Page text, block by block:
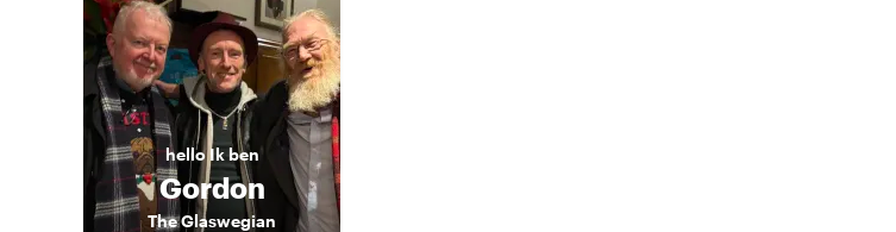
hello Ik ben
Gordon
The Glaswegian